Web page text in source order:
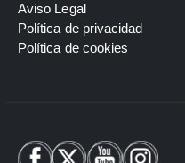
Aviso Legal
Política de privacidad
Política de cookies